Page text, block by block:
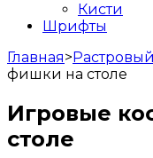
Кисти
Шрифты
Главная>
фишки на столе
Игровые
столе